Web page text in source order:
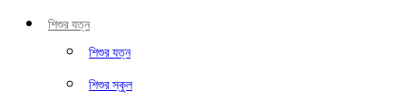
শিশুর যত্ন
শিশুর যত্ন
শিশুর স্কুল